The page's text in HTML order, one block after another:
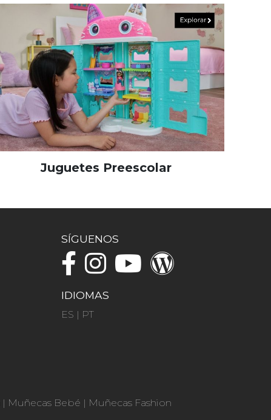
Juguetes Preescolar
SÍGUENOS
IDIOMAS
ES | PT
| Muñecas Bebé | Muñecas Fashion